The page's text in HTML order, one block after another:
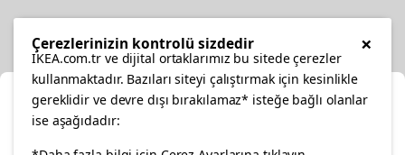
×
Çerezlerinizin kontrolü sizdedir
IKEA.com.tr ve dijital ortaklarımız bu sitede çerezler
kullanmaktadır. Bazıları siteyi çalıştırmak için kesinlikle
gereklidir ve devre dışı bırakılamaz* isteğe bağlı olanlar
ise aşağıdadır: